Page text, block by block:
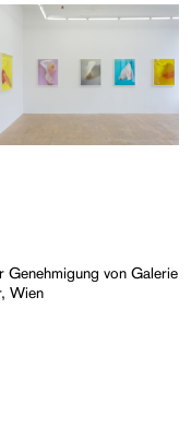
Genehmigung von Galerie
Wien